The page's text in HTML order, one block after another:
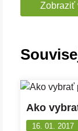
Zobraziť
Ako
16. 01. 2017